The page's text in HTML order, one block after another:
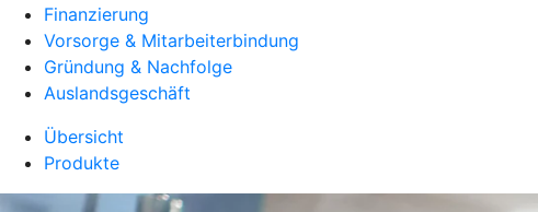
Finanzierung
Vorsorge & Mitarbeiterbindung
Gründung & Nachfolge
Auslandsgeschäft
Übersicht
Produkte